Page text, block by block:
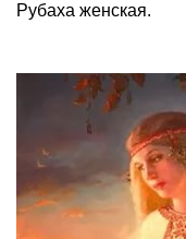
Рубаха женская.